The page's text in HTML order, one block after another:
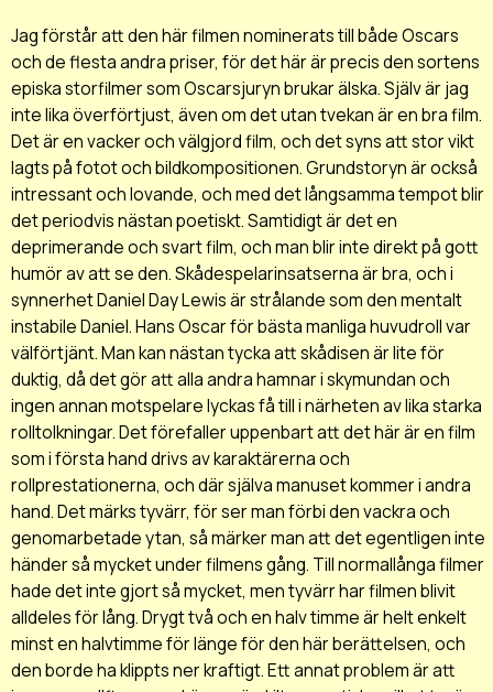
Jag förstår att den här filmen nominerats till både Oscars
och de flesta andra priser, för det här är precis den sortens
episka storfilmer som Oscarsjuryn brukar älska. Själv är jag
inte lika överförtjust, även om det utan tvekan är en bra film.
Det är en vacker och välgjord film, och det syns att stor vikt
lagts på fotot och bildkompositionen. Grundstoryn är också
intressant och lovande, och med det långsamma tempot blir
det periodvis nästan poetiskt. Samtidigt är det en
deprimerande och svart film, och man blir inte direkt på gott
humör av att se den. Skådespelarinsatserna är bra, och i
synnerhet Daniel Day Lewis är strålande som den mentalt
instabile Daniel. Hans Oscar för bästa manliga huvudroll var
välförtjänt. Man kan nästan tycka att skådisen är lite för
duktig, då det gör att alla andra hamnar i skymundan och
ingen annan motspelare lyckas få till i närheten av lika starka
rolltolkningar. Det förefaller uppenbart att det här är en film
som i första hand drivs av karaktärerna och
rollprestationerna, och där själva manuset kommer i andra
hand. Det märks tyvärr, för ser man förbi den vackra och
genomarbetade ytan, så märker man att det egentligen inte
händer så mycket under filmens gång. Till normallånga filmer
hade det inte gjort så mycket, men tyvärr har filmen blivit
alldeles för lång. Drygt två och en halv timme är helt enkelt
minst en halvtimme för länge för den här berättelsen, och
den borde ha klippts ner kraftigt. Ett annat problem är att